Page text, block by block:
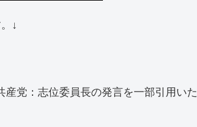
↓
党：志位委員長の発言を一部引用いた